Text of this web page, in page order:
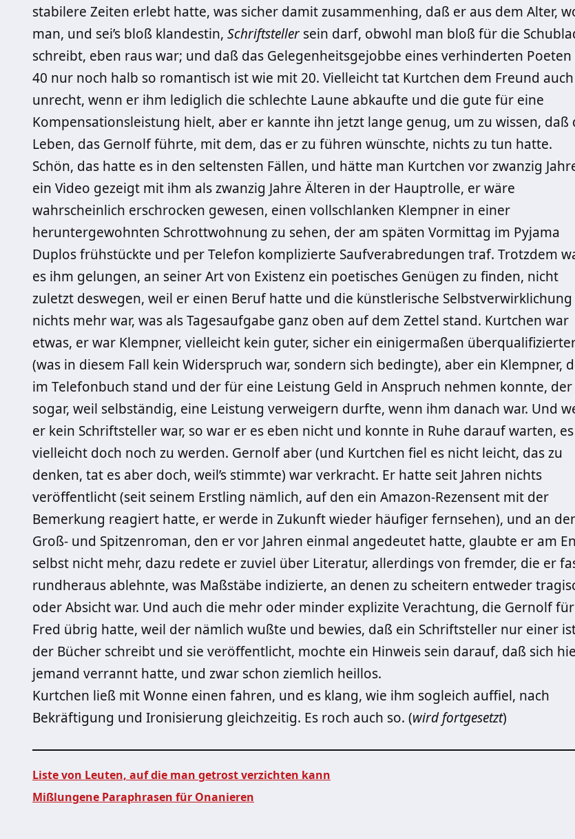
stabilere Zeiten erlebt hatte, was sicher damit zusammenhing, daß er aus dem Alter,
man, und sei’s bloß klandestin, Schriftsteller sein darf, obwohl man bloß für die
schreibt, eben raus war; und daß das Gelegenheitsgejobbe eines verhinderten
40 nur noch halb so romantisch ist wie mit 20. Vielleicht tat Kurtchen dem Freund auch
unrecht, wenn er ihm lediglich die schlechte Laune abkaufte und die gute für eine
Kompensationsleistung hielt, aber er kannte ihn jetzt lange genug, um zu wissen, daß
Leben, das Gernolf führte, mit dem, das er zu führen wünschte, nichts zu tun hatte.
Schön, das hatte es in den seltensten Fällen, und hätte man Kurtchen vor zwanzig
ein Video gezeigt mit ihm als zwanzig Jahre Älteren in der Hauptrolle, er wäre
wahrscheinlich erschrocken gewesen, einen vollschlanken Klempner in einer
heruntergewohnten Schrottwohnung zu sehen, der am späten Vormittag im Pyjama
Duplos frühstückte und per Telefon komplizierte Saufverabredungen traf. Trotzdem
es ihm gelungen, an seiner Art von Existenz ein poetisches Genügen zu finden, nicht
zuletzt deswegen, weil er einen Beruf hatte und die künstlerische Selbstverwirklichung
nichts mehr war, was als Tagesaufgabe ganz oben auf dem Zettel stand. Kurtchen war
etwas, er war Klempner, vielleicht kein guter, sicher ein einigermaßen
(was in diesem Fall kein Widerspruch war, sondern sich bedingte), aber ein Klempner,
im Telefonbuch stand und der für eine Leistung Geld in Anspruch nehmen konnte, der
sogar, weil selbständig, eine Leistung verweigern durfte, wenn ihm danach war. Und
er kein Schriftsteller war, so war er es eben nicht und konnte in Ruhe darauf warten, es
vielleicht doch noch zu werden. Gernolf aber (und Kurtchen fiel es nicht leicht, das zu
denken, tat es aber doch, weil’s stimmte) war verkracht. Er hatte seit Jahren nichts
veröffentlicht (seit seinem Erstling nämlich, auf den ein Amazon-Rezensent mit der
Bemerkung reagiert hatte, er werde in Zukunft wieder häufiger fernsehen), und an
Groß- und Spitzenroman, den er vor Jahren einmal angedeutet hatte, glaubte er am
selbst nicht mehr, dazu redete er zuviel über Literatur, allerdings von fremder, die er
rundheraus ablehnte, was Maßstäbe indizierte, an denen zu scheitern entweder
oder Absicht war. Und auch die mehr oder minder explizite Verachtung, die Gernolf für
Fred übrig hatte, weil der nämlich wußte und bewies, daß ein Schriftsteller nur einer
der Bücher schreibt und sie veröffentlicht, mochte ein Hinweis sein darauf, daß sich
jemand verrannt hatte, und zwar schon ziemlich heillos.
Kurtchen ließ mit Wonne einen fahren, und es klang, wie ihm sogleich auffiel, nach
Bekräftigung und Ironisierung gleichzeitig. Es roch auch so. (wird fortgesetzt)
Liste von Leuten, auf die man getrost verzichten kann
Mißlungene Paraphrasen für Onanieren